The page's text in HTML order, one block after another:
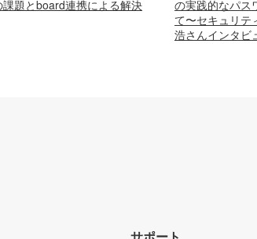
課題とboard連携による解決
の実践的なパス
て〜セキュリテ
浩さんインタビ